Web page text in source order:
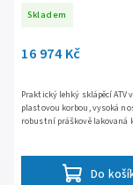
Skladem
16 974 Kč
Do
Praktický lehký sklápěcí ATV
plastovou korbou, vysoká
robustní práškově lakovaná